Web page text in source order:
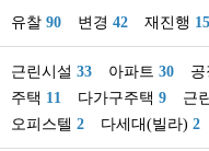
유찰 90 변경 42 재진행 15
근린시설 33 아파트 30
주택 11 다가구주택 9 근
오피스텔 2 다세대(빌라) 2